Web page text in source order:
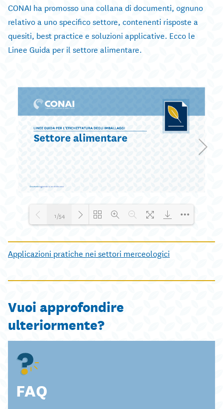
CONAI ha promosso una collana di documenti, ognuno
relativo a uno specifico settore, contenenti risposte a
quesiti, best practice e soluzioni applicative. Ecco le
Linee Guida per il settore alimentare.
Loading PDF 25% ...
1/54
Applicazioni pratiche nei settori merceologici
Vuoi approfondire
ulteriormente?
FAQ